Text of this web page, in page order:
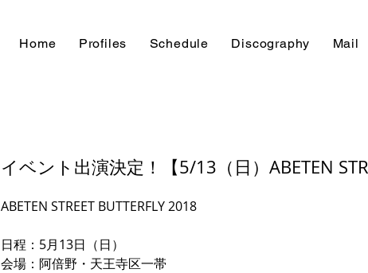
Home Profiles Schedule Discography Mail
イベント出演決定！【5/13（日）ABETEN
ABETEN STREET BUTTERFLY 2018
日程：5月13日（日）
会場：阿倍野・天王寺区一帯